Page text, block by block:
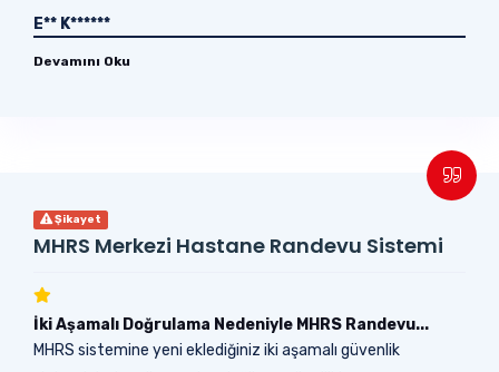
E** K******
Devamını Oku
Şikayet
MHRS Merkezi Hastane Randevu Sistemi
İki Aşamalı Doğrulama Nedeniyle MHRS Randevu...
MHRS sistemine yeni eklediğiniz iki aşamalı güvenlik